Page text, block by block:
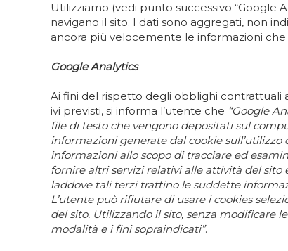
Utilizziamo (vedi punto successivo
navigano il sito. I dati sono aggregati, non
ancora più velocemente le informazioni che
Google Analytics
Ai fini del rispetto degli obblighi contrattuali
ivi previsti, si informa l’utente che “Google
file di testo che vengono depositati sul
informazioni generate dal cookie
informazioni allo scopo di tracciare ed
fornire altri servizi relativi alle attività del sito
laddove tali terzi trattino le suddette
L’utente può rifiutare di usare i cookies
del sito. Utilizzando il sito, senza modificare
modalità e i fini sopraindicati”.